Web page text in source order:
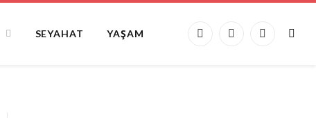
SEYAHAT YAŞAM
Facebook
X
Instagram